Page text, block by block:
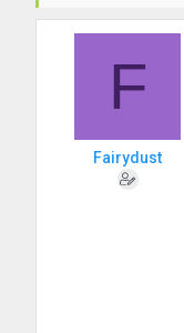
F
Fairydust